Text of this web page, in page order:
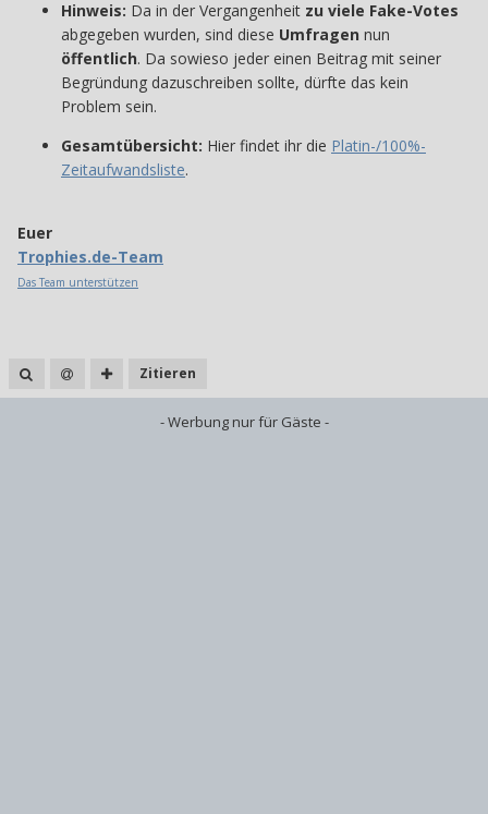
Hinweis: Da in der Vergangenheit zu viele Fake-Votes
abgegeben wurden, sind diese Umfragen nun
öffentlich. Da sowieso jeder einen Beitrag mit seiner
Begründung dazuschreiben sollte, dürfte das kein
Problem sein.
Gesamtübersicht: Hier findet ihr die Platin-/100%-
Zeitaufwandsliste.
Euer
Trophies.de-Team
Das Team unterstützen
Zitieren
- Werbung nur für Gäste -